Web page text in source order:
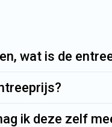
wat is de
ik deze zelf